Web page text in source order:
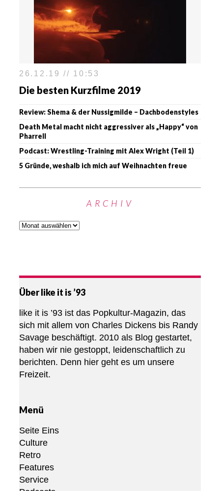
26.12.19 // 10:53
Die besten Kurzfilme 2019
Review: Shema & der Nussigmilde – Dachbodenstyles
Death Metal macht nicht aggressiver als „Happy“ von
Pharrell
Podcast: Wrestling-Training mit Alex Wright (Teil 1)
5 Gründe, weshalb ich mich auf Weihnachten freue
ARCHIV
Über like it is ’93
like it is ’93 ist das Popkultur-Magazin, das
sich mit allem von Charles Dickens bis Randy
Savage beschäftigt. 2010 als Blog gestartet,
haben wir nie gestoppt, leidenschaftlich zu
berichten. Denn hier geht es um unsere
Freizeit.
Menü
Seite Eins
Culture
Retro
Features
Service